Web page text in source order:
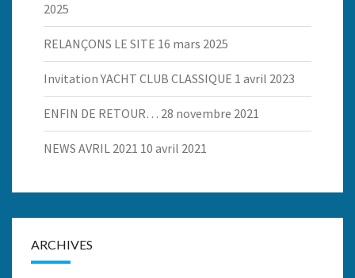
2025
RELANÇONS LE SITE 16 mars 2025
Invitation YACHT CLUB CLASSIQUE 1 avril 2023
ENFIN DE RETOUR… 28 novembre 2021
NEWS AVRIL 2021 10 avril 2021
ARCHIVES